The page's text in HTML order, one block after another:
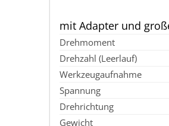
mit Adapter und